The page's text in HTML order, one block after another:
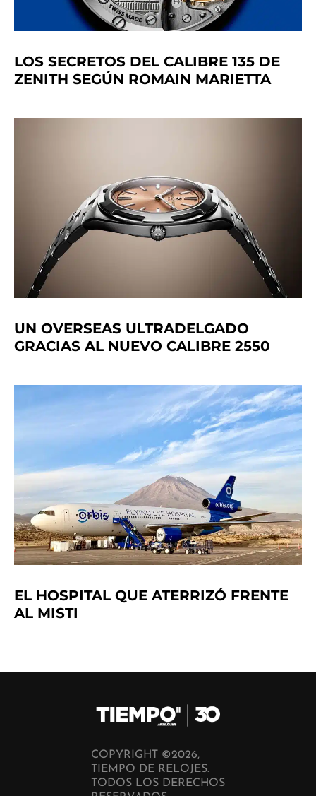
LOS SECRETOS DEL CALIBRE 135 DE
ZENITH SEGÚN ROMAIN MARIETTA
UN OVERSEAS ULTRADELGADO
GRACIAS AL NUEVO CALIBRE 2550
EL HOSPITAL QUE ATERRIZÓ FRENTE
AL MISTI
COPYRIGHT ©2026,
TIEMPO DE RELOJES.
TODOS LOS DERECHOS